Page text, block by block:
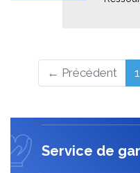
← Précédent 1
Service de